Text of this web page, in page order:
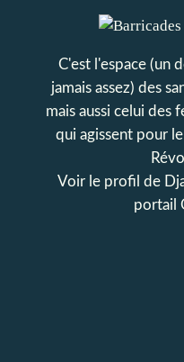
C'est l'espace (un
jamais assez) des
mais aussi celui des
qui agissent pour
Voir le profil de
portail